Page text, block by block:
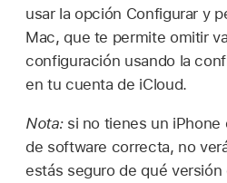
usar la opción Configurar y
Mac, que te permite omitir
configuración usando la
en tu cuenta de iCloud.
Nota: si no tienes un iPhone
de software correcta, no
estás seguro de qué